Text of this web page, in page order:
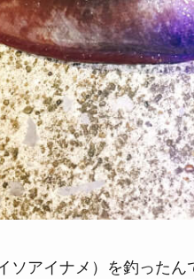
ソアイナメ）を釣ったん